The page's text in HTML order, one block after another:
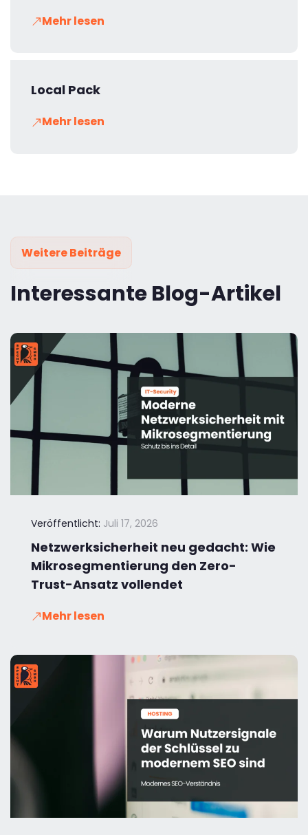
Mehr lesen
Local Pack
Mehr lesen
Weitere Beiträge
Interessante Blog-Artikel
Veröffentlicht: Juli 17, 2026
Netzwerksicherheit neu gedacht: Wie
Mikrosegmentierung den Zero-
Trust-Ansatz vollendet
Mehr lesen